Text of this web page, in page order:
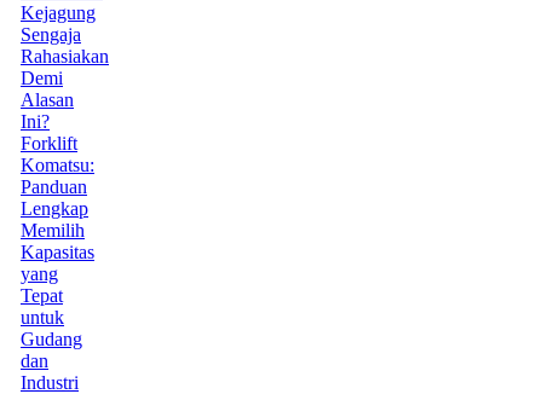
Kejagung
Sengaja
Rahasiakan
Demi
Alasan
Ini?
Forklift
Komatsu:
Panduan
Lengkap
Memilih
Kapasitas
yang
Tepat
untuk
Gudang
dan
Industri